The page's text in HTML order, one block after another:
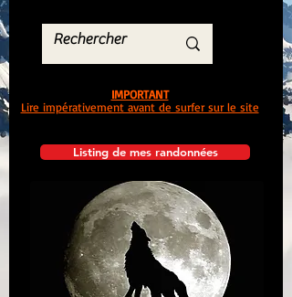
Listing de mes randonnées
IMPORTANT
Lire impérativement avant de surfer sur le site